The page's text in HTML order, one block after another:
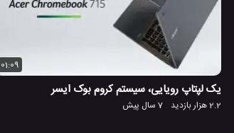
01:09
یک لپتاپ رویایی، سیستم کروم بوک ایسر
2.2 هزار بازدید 7 سال پیش